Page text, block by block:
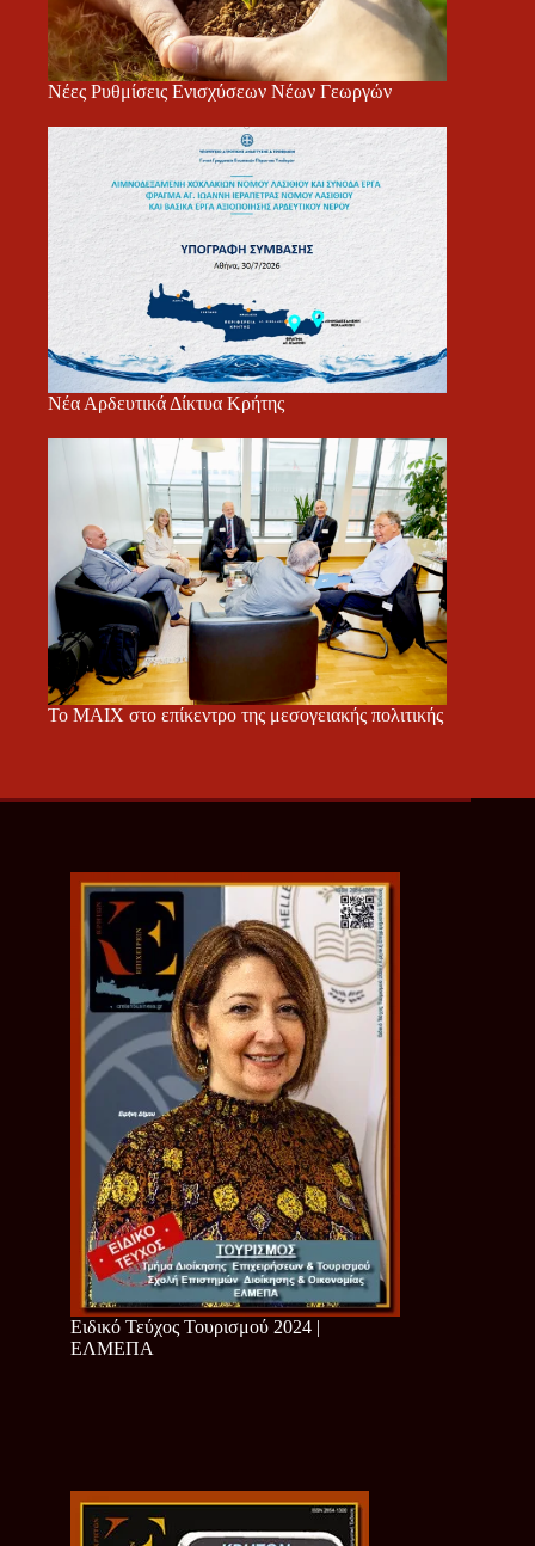
Νέες Ρυθμίσεις Ενισχύσεων Νέων Γεωργών
Νέα Αρδευτικά Δίκτυα Κρήτης
Το ΜΑΙΧ στο επίκεντρο της μεσογειακής πολιτικής
Ειδικό Τεύχος Τουρισμού 2024 |
ΕΛΜΕΠΑ